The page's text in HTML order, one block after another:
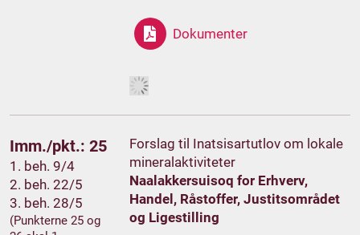
Dokumenter
Imm./pkt.: 25
1. beh. 9/4
2. beh. 22/5
3. beh. 28/5
(Punkterne 25 og
Forslag til Inatsisartutlov om lokale
mineralaktiviteter
Naalakkersuisoq for Erhverv,
Handel, Råstoffer, Justitsområdet
og Ligestilling